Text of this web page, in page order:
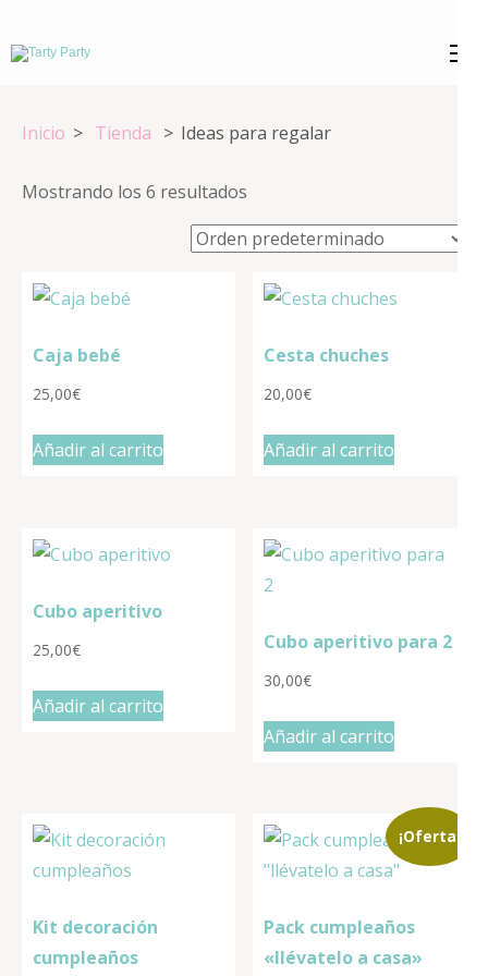
al
Intro)
Inicio > Tienda > Ideas para regalar
Mostrando los 6 resultados
Caja bebé
25,00€
Añadir al carrito
Cesta chuches
20,00€
Añadir al carrito
Cubo aperitivo
25,00€
Añadir al carrito
Cubo aperitivo para 2
30,00€
Añadir al carrito
Kit decoración
cumpleaños
¡Oferta!
Pack cumpleaños
«llévatelo a casa»